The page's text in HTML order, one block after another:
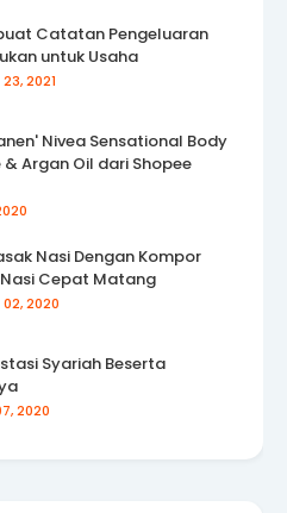
Catatan Pengeluaran
untuk Usaha
23, 2021
Nivea Sensational Body
& Argan Oil dari Shopee
Nasi Dengan Kompor
Nasi Cepat Matang
02, 2020
Syariah Beserta
2020